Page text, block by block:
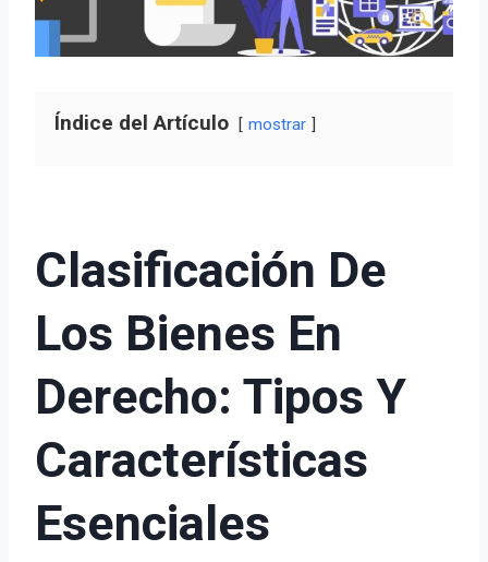
Índice del Artículo mostrar
Clasificación De
Los Bienes En
Derecho: Tipos Y
Características
Esenciales